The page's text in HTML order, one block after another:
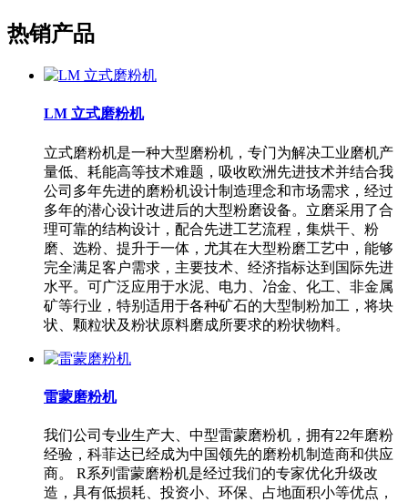
热销产品
LM 立式磨粉机
立式磨粉机是一种大型磨粉机，专门为解决工业磨机产
量低、耗能高等技术难题，吸收欧洲先进技术并结合我
公司多年先进的磨粉机设计制造理念和市场需求，经过
多年的潜心设计改进后的大型粉磨设备。立磨采用了合
理可靠的结构设计，配合先进工艺流程，集烘干、粉
磨、选粉、提升于一体，尤其在大型粉磨工艺中，能够
完全满足客户需求，主要技术、经济指标达到国际先进
水平。可广泛应用于水泥、电力、冶金、化工、非金属
矿等行业，特别适用于各种矿石的大型制粉加工，将块
状、颗粒状及粉状原料磨成所要求的粉状物料。
雷蒙磨粉机
我们公司专业生产大、中型雷蒙磨粉机，拥有22年磨粉
经验，科菲达已经成为中国领先的磨粉机制造商和供应
商。 R系列雷蒙磨粉机是经过我们的专家优化升级改
造，具有低损耗、投资小、环保、占地面积小等优点，